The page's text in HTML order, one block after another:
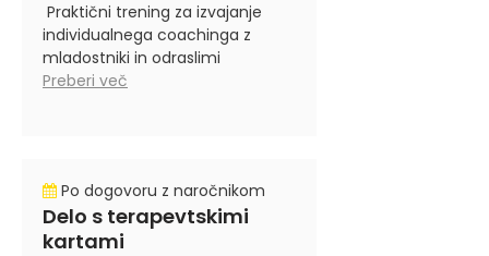
Praktični trening za izvajanje
individualnega coachinga z
mladostniki in odraslimi
Preberi več
Po dogovoru z naročnikom
Delo s terapevtskimi
kartami